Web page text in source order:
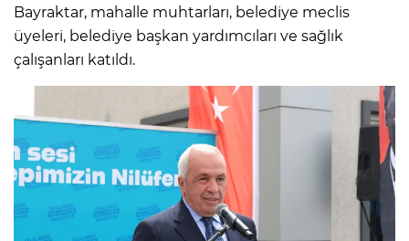
Bayraktar, mahalle muhtarları, belediye meclis
üyeleri, belediye başkan yardımcıları ve sağlık
çalışanları katıldı.